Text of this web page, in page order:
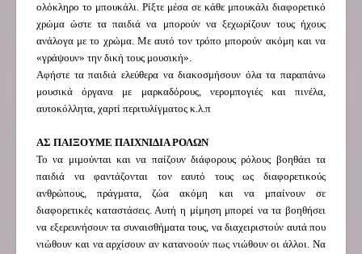
ολόκληρο το μπουκάλι. Ρίξτε μέσα σε κάθε μπουκάλι διαφορετικό
χρώμα ώστε τα παιδιά να μπορούν να ξεχωρίζουν τους ήχους
ανάλογα με το χρώμα. Με αυτό τον τρόπο μπορούν ακόμη και να
«γράψουν» την δική τους μουσική».
Αφήστε τα παιδιά ελεύθερα να διακοσμήσουν όλα τα παραπάνω
μουσικά όργανα με μαρκαδόρους, νερομπογιές και πινέλα,
αυτοκόλλητα, χαρτί περιτυλίγματος κ.λ.π
ΑΣ ΠΑΙΞΟΥΜΕ ΠΑΙΧΝΙΔΙΑ ΡΟΛΩΝ
Το να μιμούνται και να παίζουν διάφορους ρόλους βοηθάει τα
παιδιά να φαντάζονται τον εαυτό τους ως διαφορετικούς
ανθρώπους, πράγματα, ζώα ακόμη και να μπαίνουν σε
διαφορετικές καταστάσεις. Αυτή η μίμηση μπορεί να τα βοηθήσει
να εξερευνήσουν τα συναισθήματα τους, να διαχειριστούν αυτά που
νιώθουν και να αρχίσουν αν κατανοούν πως νιώθουν οι άλλοι. Να